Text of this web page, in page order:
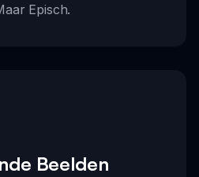
Episch.
Beelden